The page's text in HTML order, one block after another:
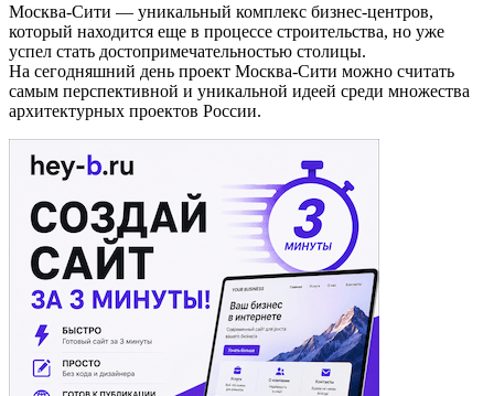
Москва-Сити — уникальный комплекс бизнес-центров,
который находится еще в процессе строительства, но уже
успел стать достопримечательностью столицы.
На сегодняшний день проект Москва-Сити можно считать
самым перспективной и уникальной идеей среди множества
архитектурных проектов России.